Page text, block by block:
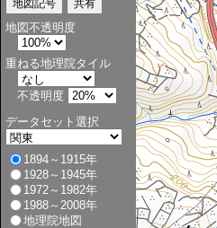
地図不透明度
重ねる地理院タイル
不透明度
データセット選択
1894～1915年
1928～1945年
1972～1982年
1988～2008年
地理院地図